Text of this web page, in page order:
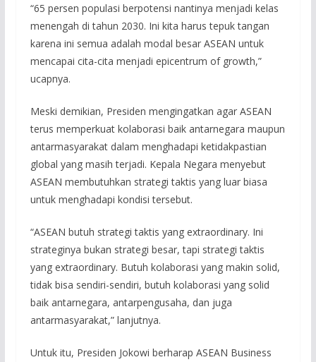
“65 persen populasi berpotensi nantinya menjadi kelas
menengah di tahun 2030. Ini kita harus tepuk tangan
karena ini semua adalah modal besar ASEAN untuk
mencapai cita-cita menjadi epicentrum of growth,”
ucapnya.
Meski demikian, Presiden mengingatkan agar ASEAN
terus memperkuat kolaborasi baik antarnegara maupun
antarmasyarakat dalam menghadapi ketidakpastian
global yang masih terjadi. Kepala Negara menyebut
ASEAN membutuhkan strategi taktis yang luar biasa
untuk menghadapi kondisi tersebut.
“ASEAN butuh strategi taktis yang extraordinary. Ini
strateginya bukan strategi besar, tapi strategi taktis
yang extraordinary. Butuh kolaborasi yang makin solid,
tidak bisa sendiri-sendiri, butuh kolaborasi yang solid
baik antarnegara, antarpengusaha, dan juga
antarmasyarakat,” lanjutnya.
Untuk itu, Presiden Jokowi berharap ASEAN Business